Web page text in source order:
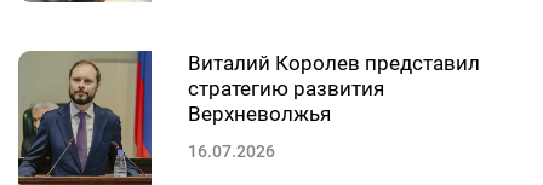
Виталий Королев представил
стратегию развития
Верхневолжья
16.07.2026